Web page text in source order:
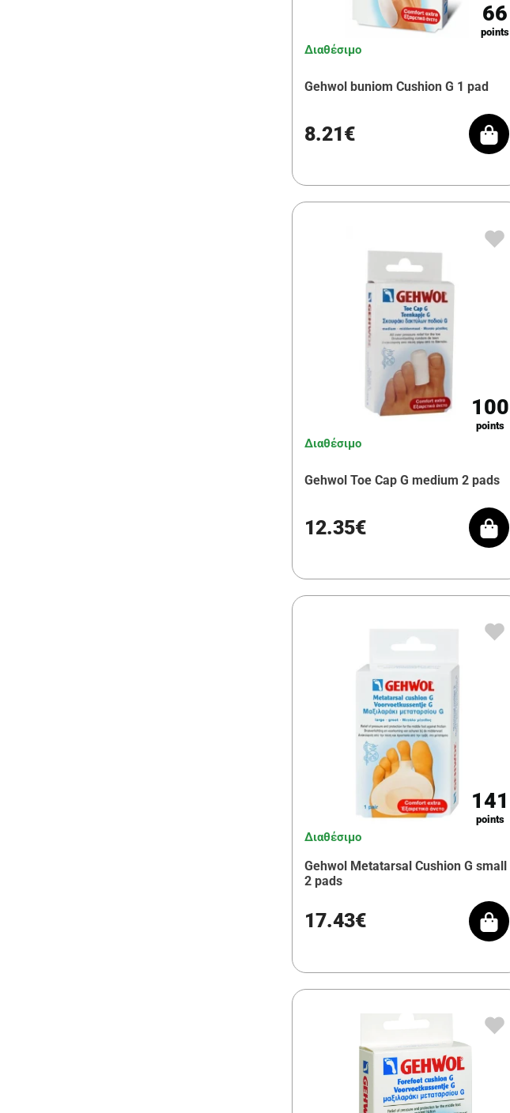
66
points
Διαθέσιμο
Gehwol buniom Cushion G 1 pad
8.21€
100
points
Διαθέσιμο
Gehwol Toe Cap G medium 2 pads
12.35€
141
points
Διαθέσιμο
Gehwol Metatarsal Cushion G small
2 pads
17.43€